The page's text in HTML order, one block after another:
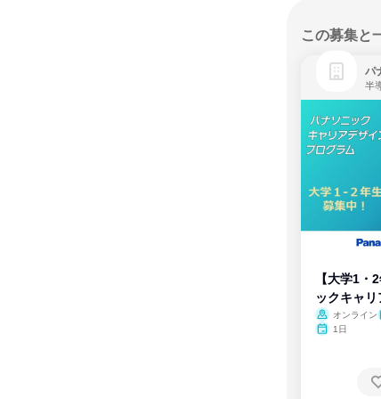
この募集と
パ
半
【大学1・
ックキャ
ム
オンライン
1日